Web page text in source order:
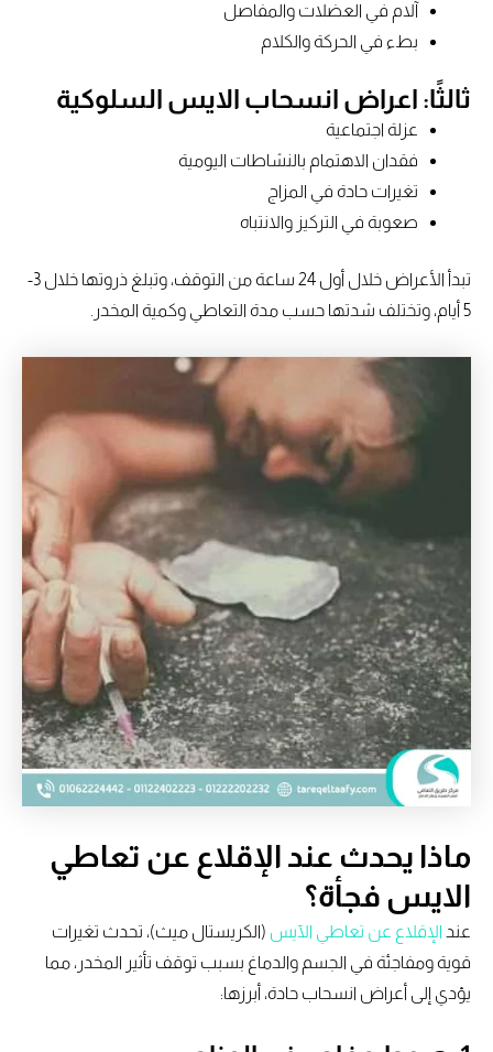
آلام في العضلات والمفاصل
بطء في الحركة والكلام
ثالثًا: اعراض انسحاب الايس السلوكية
عزلة اجتماعية
فقدان الاهتمام بالنشاطات اليومية
تغيرات حادة في المزاج
صعوبة في التركيز والانتباه
تبدأ الأعراض خلال أول 24 ساعة من التوقف، وتبلغ ذروتها خلال 3-
ماذا يحدث عند الإقلاع عن تعاطي
الايس فجأة؟
عندالإقلاع عن تعاطي الآيس (الكريستال ميث)، تحدث تغيرات
قوية ومفاجئة في الجسم والدماغ بسبب توقف تأثير المخدر، مما
يؤدي إلى أعراض انسحاب حادة، أبرزها: